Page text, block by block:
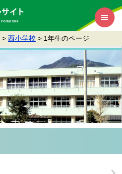
> 西小学校 > 1年生のページ